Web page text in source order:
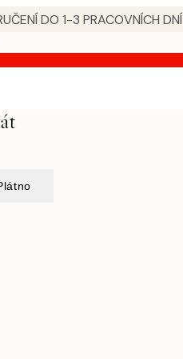
DO 1-3 PRACOVNÍCH DNÍ